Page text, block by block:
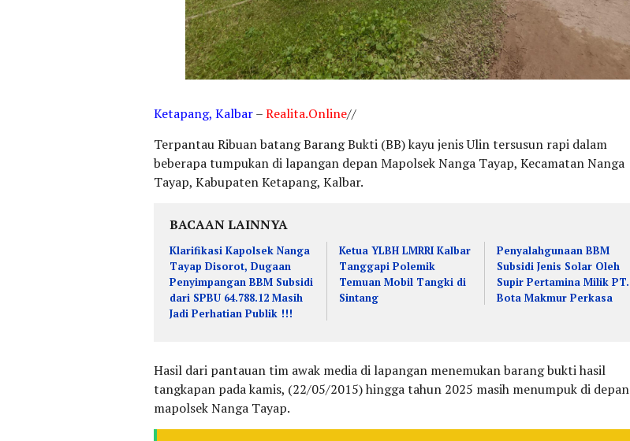
Ketapang, Kalbar–Realita.Online//
Terpantau Ribuan batang Barang Bukti (BB) kayu jenis Ulin tersusun rapi dalam
beberapa tumpukan di lapangan depan Mapolsek Nanga Tayap, Kecamatan Nanga
Tayap, Kabupaten Ketapang, Kalbar.
BACAAN LAINNYA
Klarifikasi Kapolsek Nanga
Tayap Disorot, Dugaan
Penyimpangan BBM Subsidi
dari SPBU 64.788.12 Masih
Jadi Perhatian Publik !!!
Ketua YLBH LMRRI Kalbar
Tanggapi Polemik
Temuan Mobil Tangki di
Sintang
Penyalahgunaan BBM
Subsidi Jenis Solar Oleh
Supir Pertamina Milik PT.
Bota Makmur Perkasa
Hasil dari pantauan tim awak media di lapangan menemukan barang bukti hasil
tangkapan pada kamis, (22/05/2015) hingga tahun 2025 masih menumpuk di depan
mapolsek Nanga Tayap.